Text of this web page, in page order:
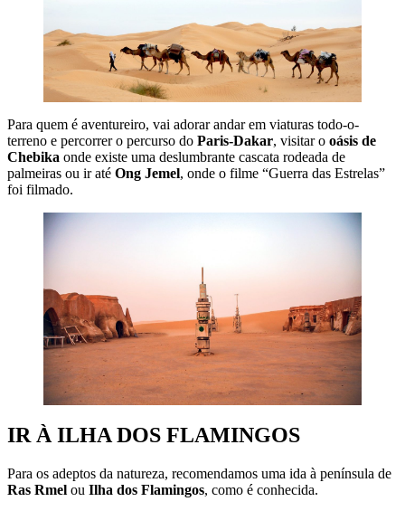
Para quem é aventureiro, vai adorar andar em viaturas todo-o-
terreno e percorrer o percurso do Paris-Dakar, visitar o oásis de
Chebika onde existe uma deslumbrante cascata rodeada de
palmeiras ou ir até Ong Jemel, onde o filme “Guerra das Estrelas”
foi filmado.
IR À ILHA DOS FLAMINGOS
Para os adeptos da natureza, recomendamos uma ida à península de
Ras Rmel ou Ilha dos Flamingos, como é conhecida.